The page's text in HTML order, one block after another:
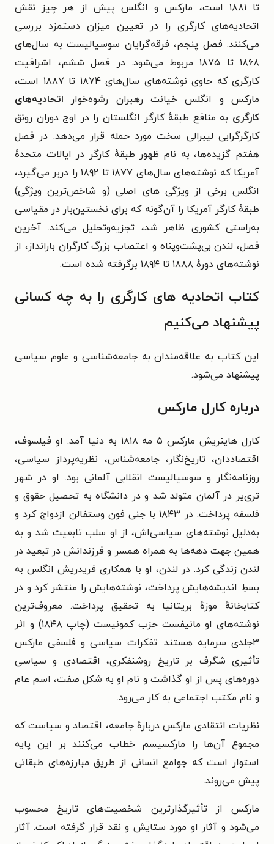
تا ۱۸۸۱ است، مارکس و انگلس پیش از هر چیز نقش
اتحادیه‌های کارگری را در تعیین میزان دستمزد بررسی
می‌کنند. فصل پنجم، فرقه‌گرایان سوسیالیست به سال‌های
۱۸۶۸ تا ۱۸۷۵ مربوط می‌شود.
در فصل ششم، اشرافیت
کارگری که حاوی نوشته‌های سال‌های ۱۸۷۴ تا ۱۸۸۷ است،
مارکس و انگلس خیانت رهبران رشوه‌خوار اتحادیه‌های
کارگری به منافع طبقهٔ کارگر انگلستان را در اوج دوران رونق
کارگرگرایی لیبرالی سخت مورد حمله قرار می‌دهد. در فصل
هفتم گزیده‌ها، به نام ظهور طبقهٔ کارگر در ایالات متحدهٔ
آمریکا که نوشته‌های سال‌های ۱۸۷۷ تا ۱۸۹۲ را در‌بر می‌گیرد،
انگلس برخی از ویژگی های اصلی (و شاخص‌ترین ویژگی)
طبقهٔ کارگر آمریکا را آن‌گونه که برای نخستین‌بار در مقیاسی
به‌راستی کشوری ظاهر شد، تجزیه‌و‌تحلیل می‌کند. آخرین
فصل، لندن بی‌پشت‌و‌پناه و اعتصاب بزرگ کارگران بارانداز، از
نوشته‌های دورهٔ ۱۸۸۸ تا ۱۸۹۴ برگرفته شده است.
کتاب اتحادیه های کارگری را به چه کسانی
پیشنهاد می‌کنیم
این کتاب به علاقه‌مندان به جامعه‌شناسی و علوم سیاسی
پیشنهاد می‌شود.
درباره کارل مارکس
کارل هاینریش مارکس ۵ مه ۱۸۱۸ به دنیا آمد. او فیلسوف،
اقتصاددان، تاریخ‌نگار، جامعه‌شناس، نظریه‌پرداز سیاسی،
روزنامه‌نگار و سوسیالیست انقلابی آلمانی بود. او در شهر
تری‌یر در آلمان متولد شد و در دانشگاه به تحصیل حقوق و
فلسفه پرداخت. در ۱۸۴۳ با جنی فون وستفالن ازدواج کرد و
به‌دلیل نوشته‌های سیاسی‌اش، از او سلب تابعیت شد و به
همین جهت دهه‌ها به همراه همسر و فرزندانش در تبعید در
لندن زندگی کرد. در لندن، او با همکاری فریدریش انگلس به
بسطِ اندیشه‌هایش پرداخت، نوشته‌هایش را منتشر کرد و در
کتابخانهٔ موزهٔ بریتانیا به تحقیق پرداخت. معروف‌ترین
نوشته‌های او مانیفست حزب کمونیست (چاپ ۱۸۴۸) و اثر
۳جلدی سرمایه هستند. تفکرات سیاسی و فلسفی مارکس
تأثیری شگرف بر تاریخ روشنفکری، اقتصادی و سیاسی
دوره‌های پس از او گذاشت و نام او به شکل صفت، اسم عام
و نام مکتب اجتماعی به کار می‌رود.
نظریات انتقادی مارکس دربارهٔ جامعه، اقتصاد و سیاست که
مجموع آن‌ها را مارکسیسم خطاب می‌کنند بر این پایه
استوار است که جوامع انسانی از طریق مبارزه‌های طبقاتی
پیش می‌روند.
مارکس از تأثیرگذارترین شخصیت‌های تاریخ محسوب
می‌شود و آثار او مورد ستایش و نقد قرار گرفته‌ است. آثار